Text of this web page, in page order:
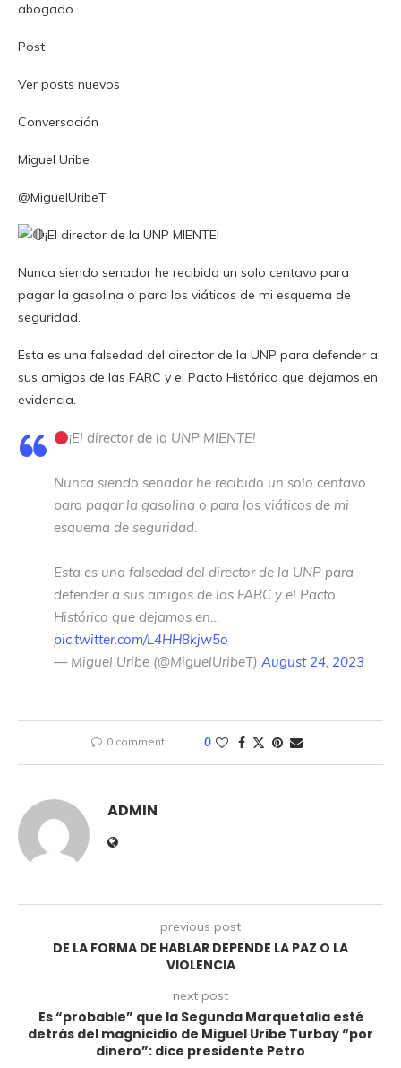
abogado.
Post
Ver posts nuevos
Conversación
Miguel Uribe
@MiguelUribeT
¡El director de la UNP MIENTE!
Nunca siendo senador he recibido un solo centavo para
pagar la gasolina o para los viáticos de mi esquema de
seguridad.
Esta es una falsedad del director de la UNP para defender a
sus amigos de las FARC y el Pacto Histórico que dejamos en
evidencia.
¡El director de la UNP MIENTE!
Nunca siendo senador he recibido un solo centavo
para pagar la gasolina o para los viáticos de mi
esquema de seguridad.
Esta es una falsedad del director de la UNP para
defender a sus amigos de las FARC y el Pacto
Histórico que dejamos en…
pic.twitter.com/L4HH8kjw5o
— Miguel Uribe (@MiguelUribeT) August 24, 2023
0 comment 0
ADMIN
previous post
DE LA FORMA DE HABLAR DEPENDE LA PAZ O LA
VIOLENCIA
next post
Es “probable” que la Segunda Marquetalia esté
detrás del magnicidio de Miguel Uribe Turbay “por
dinero”: dice presidente Petro